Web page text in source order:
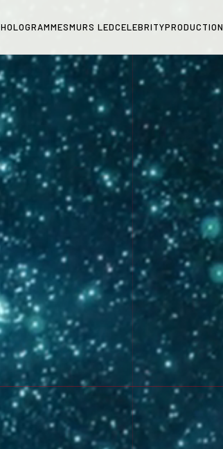
HOLOGRAMMESMURS LEDCELEBRITYPRODUCTION